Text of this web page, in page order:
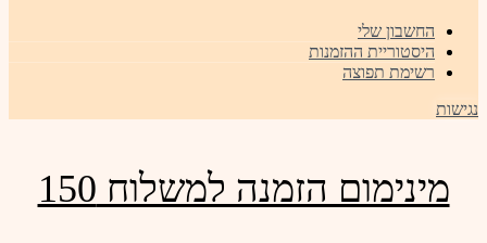
החשבון שלי
היסטוריית ההזמנות
רשימת תפוצה
נגישות
מינימום הזמנה למשלוח 150